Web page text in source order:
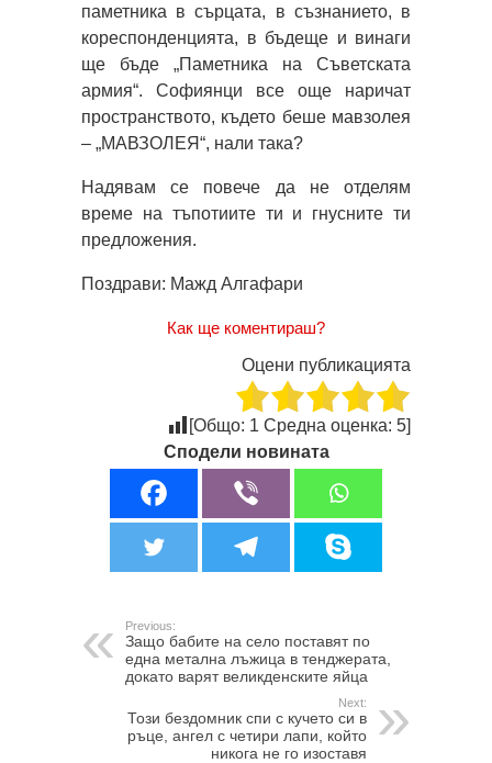
паметника в сърцата, в съзнанието, в
кореспонденцията, в бъдеще и винаги
ще бъде „Паметника на Съветската
армия“. Софиянци все още наричат
пространството, където беше мавзолея
– „МАВЗОЛЕЯ“, нали така?
Надявам се повече да не отделям
време на тъпотиите ти и гнусните ти
предложения.
Поздрави: Мажд Алгафари
Как ще коментираш?
Оцени публикацията
[Общо: 1 Средна оценка: 5]
Сподели новината
Previous:
Защо бабите на село поставят по
една метална лъжица в тенджерата,
докато варят великденските яйца
Next:
Този бездомник спи с кучето си в
ръце, ангел с четири лапи, който
никога не го изоставя